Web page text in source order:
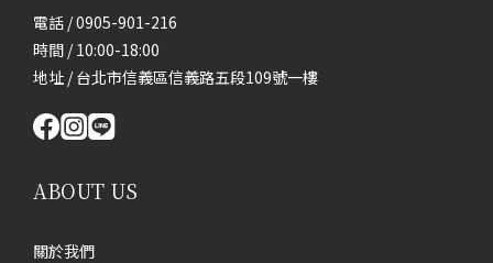
電話 / 0905-901-216
時間 / 10:00-18:00
地址 / 台北市信義區信義路五段109號一樓
ABOUT US
關於我們